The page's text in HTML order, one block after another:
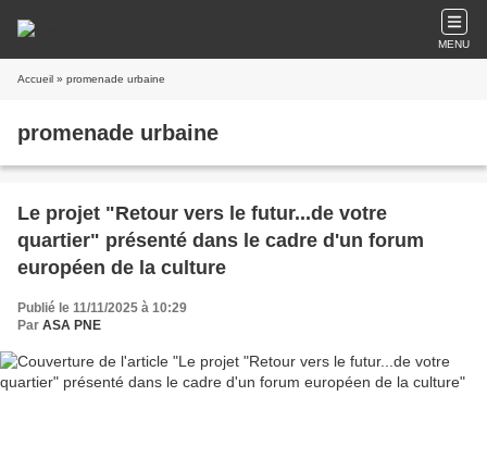
MENU
Accueil » promenade urbaine
promenade urbaine
Le projet "Retour vers le futur...de votre
quartier" présenté dans le cadre d'un forum
européen de la culture
Publié le 11/11/2025 à 10:29
Par ASA PNE